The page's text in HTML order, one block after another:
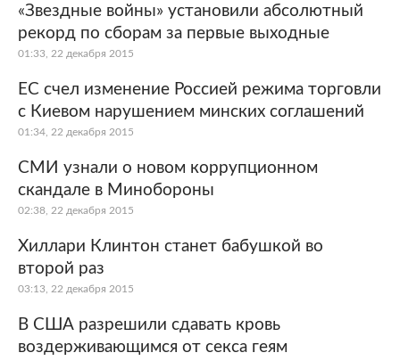
«Звездные войны» установили абсолютный
рекорд по сборам за первые выходные
01:33, 22 декабря 2015
ЕС счел изменение Россией режима торговли
с Киевом нарушением минских соглашений
01:34, 22 декабря 2015
СМИ узнали о новом коррупционном
скандале в Минобороны
02:38, 22 декабря 2015
Хиллари Клинтон станет бабушкой во
второй раз
03:13, 22 декабря 2015
В США разрешили сдавать кровь
воздерживающимся от секса геям